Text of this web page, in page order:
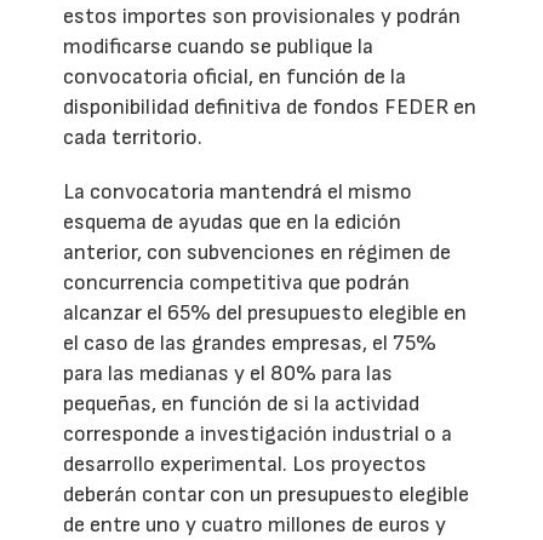
estos importes son provisionales y podrán
modificarse cuando se publique la
convocatoria oficial, en función de la
disponibilidad definitiva de fondos FEDER en
cada territorio.
La convocatoria mantendrá el mismo
esquema de ayudas que en la edición
anterior, con subvenciones en régimen de
concurrencia competitiva que podrán
alcanzar el 65% del presupuesto elegible en
el caso de las grandes empresas, el 75%
para las medianas y el 80% para las
pequeñas, en función de si la actividad
corresponde a investigación industrial o a
desarrollo experimental. Los proyectos
deberán contar con un presupuesto elegible
de entre uno y cuatro millones de euros y